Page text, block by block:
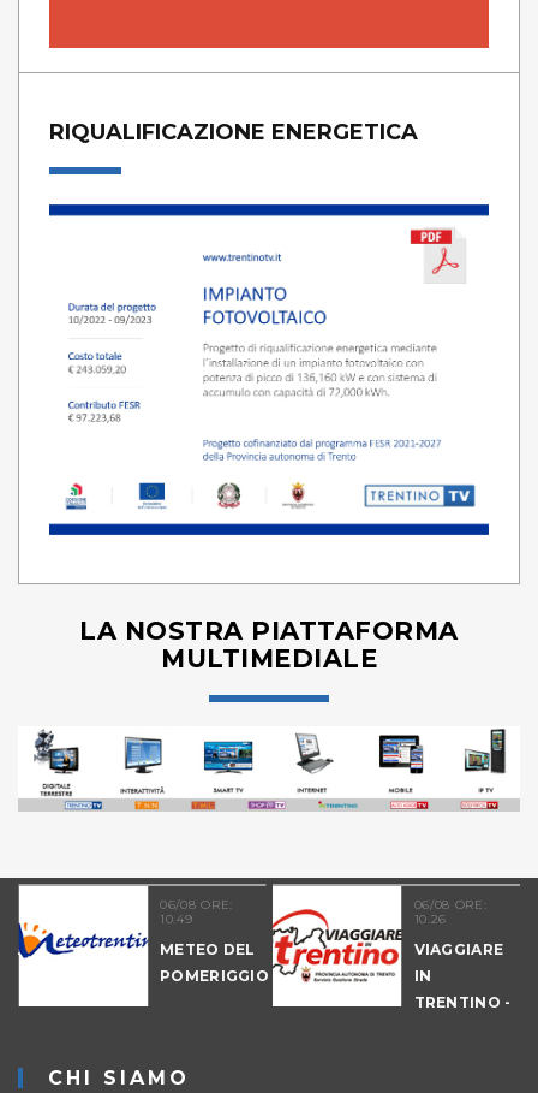
RIQUALIFICAZIONE ENERGETICA
LA NOSTRA PIATTAFORMA
MULTIMEDIALE
06/08 ORE:
10.49
METEO DEL
POMERIGGIO
06/08 ORE:
10.26
VIAGGIARE
IN
TRENTINO -
CHI SIAMO